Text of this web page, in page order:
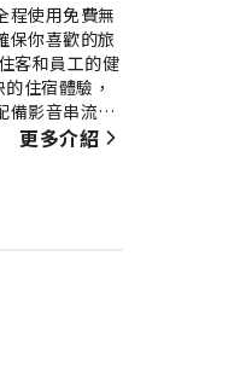
程使用免費無
保你喜歡的旅
客和員工的健
住宿體驗，
備影音串流、
開展新一天。
更多介紹